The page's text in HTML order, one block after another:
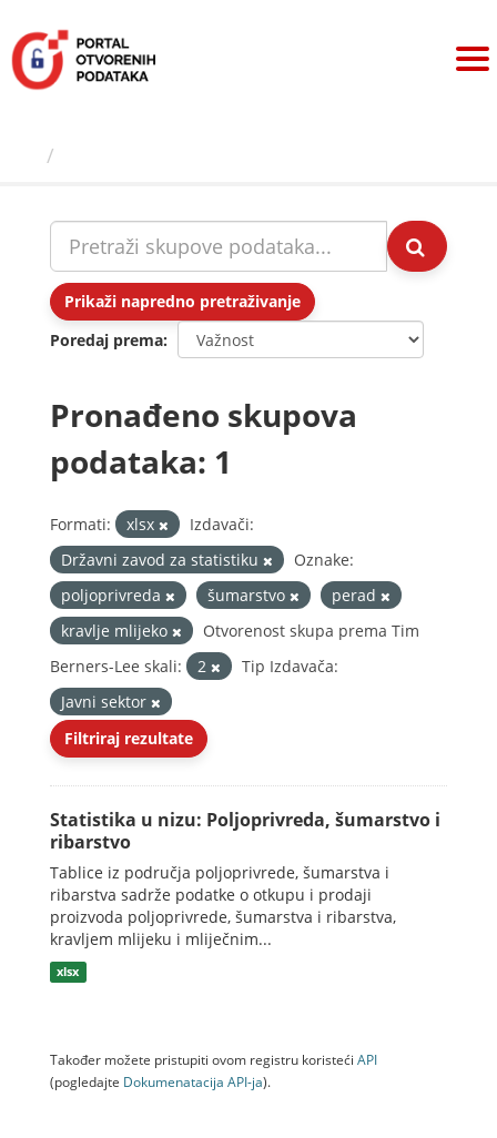
sadržaj
Prikaži napredno pretraživanje
Poredaj prema
Pronađeno skupova
podataka: 1
Formati: xlsx
Izdavači:
Državni zavod za statistiku
Oznake:
poljoprivreda
šumarstvo
perad
kravlje mlijeko
Otvorenost skupa prema Tim
Berners-Lee skali:
2
Tip Izdavača:
Javni sektor
Filtriraj rezultate
Statistika u nizu: Poljoprivreda, šumarstvo i
ribarstvo
Tablice iz područja poljoprivrede, šumarstva i
ribarstva sadrže podatke o otkupu i prodaji
proizvoda poljoprivrede, šumarstva i ribarstva,
kravljem mlijeku i mliječnim...
xlsx
Također možete pristupiti ovom registru koristeći API
(pogledajte Dokumenаtаcijа API-jа).